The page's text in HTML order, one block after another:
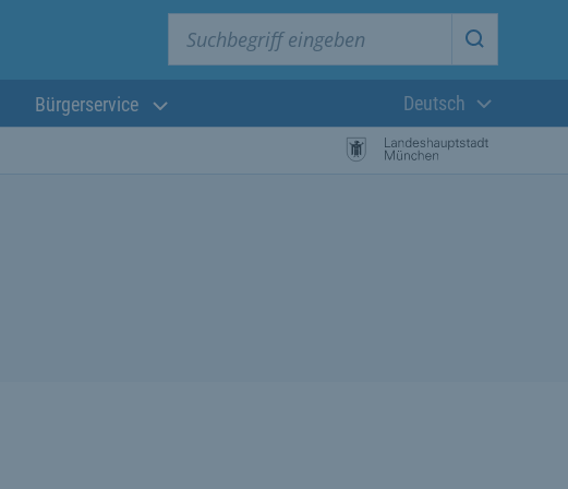
Suche
Bürgerservice
Aktuelle
Deutsch